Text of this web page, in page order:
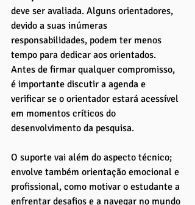
deve ser avaliada. Alguns orientadores,
devido a suas inúmeras
responsabilidades, podem ter menos
tempo para dedicar aos orientados.
Antes de firmar qualquer compromisso,
é importante discutir a agenda e
verificar se o orientador estará acessível
em momentos críticos do
desenvolvimento da pesquisa.
O suporte vai além do aspecto técnico;
envolve também orientação emocional e
profissional, como motivar o estudante a
enfrentar desafios e a navegar no mundo